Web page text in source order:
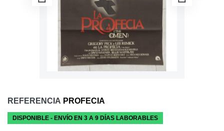
REFERENCIA PROFECIA
DISPONIBLE - ENVÍO EN 3 A 9 DÍAS LABORABLES